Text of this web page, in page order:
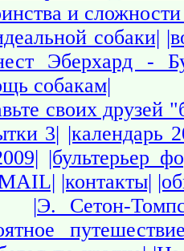
и сложности
собаки|
Эберхард -
собакам|
своих друзей
3| |календарь
|бультерьер
|контакты|
|Э. Сетон-